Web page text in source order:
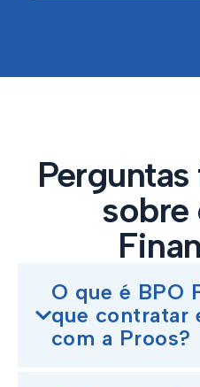
sobre
O que é BPO
que contratar
com a Proos?